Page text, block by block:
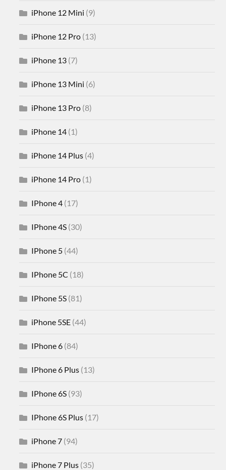
iPhone 12 Mini (9)
iPhone 12 Pro (13)
iPhone 13 (7)
iPhone 13 Mini (6)
iPhone 13 Pro (8)
iPhone 14 (1)
iPhone 14 Plus (4)
iPhone 14 Pro (1)
IPhone 4 (17)
IPhone 4S (30)
IPhone 5 (44)
IPhone 5C (18)
IPhone 5S (81)
iPhone 5SE (44)
IPhone 6 (84)
IPhone 6 Plus (13)
IPhone 6S (93)
IPhone 6S Plus (17)
iPhone 7 (94)
iPhone 7 Plus (35)